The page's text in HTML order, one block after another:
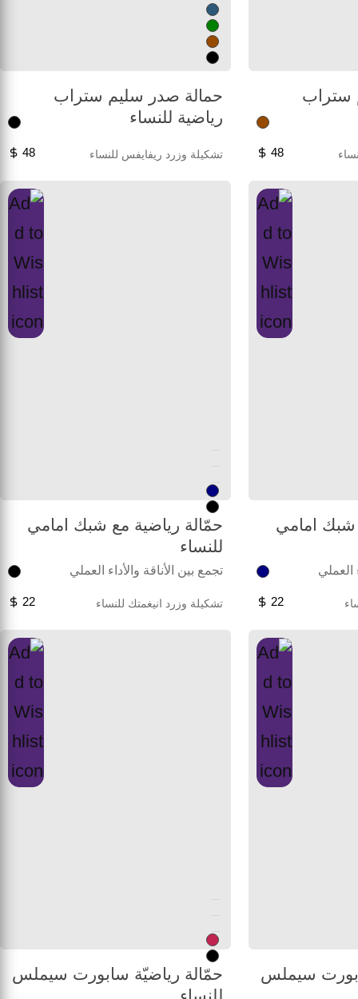
ستراب
48
حمالة صدر سليم ستراب
رياضية للنساء
تشكيلة وزرد ريفايفس للنساء 48
شبك امامي
العملي
22
حمّالة رياضية مع شبك امامي
للنساء
تجمع بين الأناقة والأداء العملي
تشكيلة وزرد انيغمتك للنساء 22
سيملس
حمّالة رياضيّة سابورت سيملس